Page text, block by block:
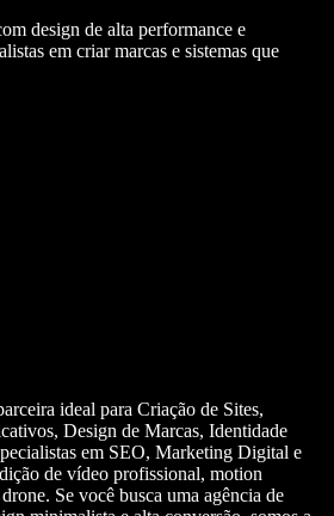
design de alta performance e
em criar marcas e sistemas que
ideal para Criação de Sites,
Design de Marcas, Identidade
em SEO, Marketing Digital e
de vídeo profissional, motion
Se você busca uma agência de